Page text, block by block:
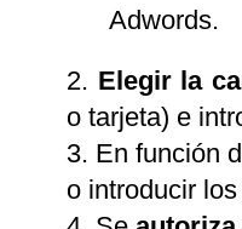
Adwords.
Elegir la
o tarjeta) e
En función
o introducir